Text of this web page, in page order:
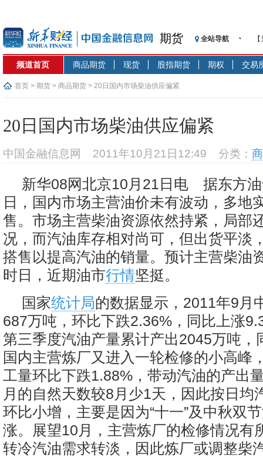
期货 全站导航
记
【
沥
济
频道首页 商品期货 现货 股指期货 期权 交易
首页 > 期货 > 商品期货 > 20日国内市场柴油供应偏紧
20日国内市场柴油供应偏紧
中国金融信息网 2011年10月21日12:49 分类：
新华08网北京10月21日电 据东方
日，国内市场主营油价未有波动，多地
售。市场主营柴油资源依然持紧，局部
况，而汽油库存相对尚可，但出货平淡
搭售以提高汽油的销量。预计主营柴油
时日，近期油市行情坚挺。
国家统计局的数据显示，2011年9月
687万吨，环比下跌2.36%，同比上涨
第三季度汽油产量累计产出2045万吨，
国内主营炼厂又进入一轮检修的小高峰
工量环比下跌1.88%，带动汽油的产出
月的自然天数较8月少1天，因此按日均
环比小增，主要是因为“十一”及中秋双
涨。展望10月，主营炼厂的检修情况有
转冷汽油需求转淡，因此炼厂或调整柴